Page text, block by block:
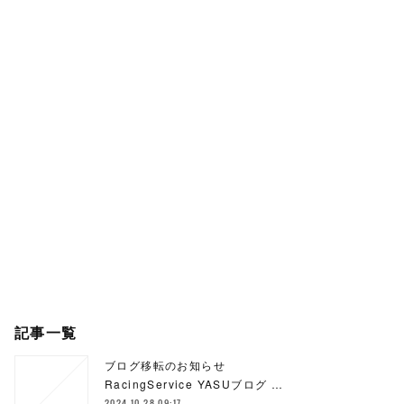
記事一覧
ブログ移転のお知らせ
RacingService YASUブログ …